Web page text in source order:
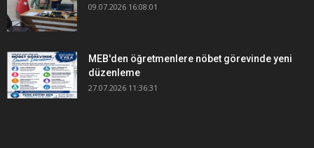
09.07.2026 16:08:01
MEB'den öğretmenlere nöbet görevinde yeni
düzenleme
27.07.2026 11:36:31